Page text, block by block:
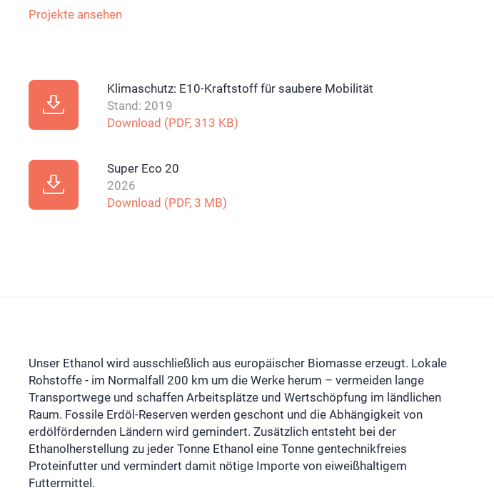
Projekte ansehen
Klimaschutz: E10-Kraftstoff für saubere Mobilität
Stand: 2019
Download (PDF, 313 KB)
Super Eco 20
2026
Download (PDF, 3 MB)
Unser Ethanol wird ausschließlich aus europäischer Biomasse erzeugt. Lokale
Rohstoffe - im Normalfall 200 km um die Werke herum – vermeiden lange
Transportwege und schaffen Arbeitsplätze und Wertschöpfung im ländlichen
Raum. Fossile Erdöl-Reserven werden geschont und die Abhängigkeit von
erdölfördernden Ländern wird gemindert. Zusätzlich entsteht bei der
Ethanolherstellung zu jeder Tonne Ethanol eine Tonne gentechnikfreies
Proteinfutter und vermindert damit nötige Importe von eiweißhaltigem
Futtermittel.